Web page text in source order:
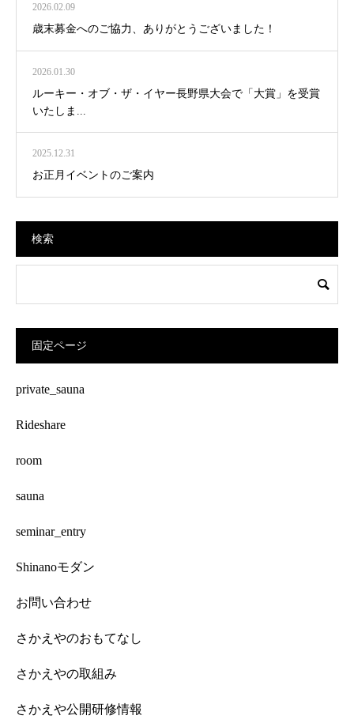
2026.02.09
歳末募金へのご協力、ありがとうございました！
2026.01.30
ルーキー・オブ・ザ・イヤー長野県大会で「大賞」を受賞
いたしま...
2025.12.31
お正月イベントのご案内
検索
固定ページ
private_sauna
Rideshare
room
sauna
seminar_entry
Shinanoモダン
お問い合わせ
さかえやのおもてなし
さかえやの取組み
さかえや公開研修情報